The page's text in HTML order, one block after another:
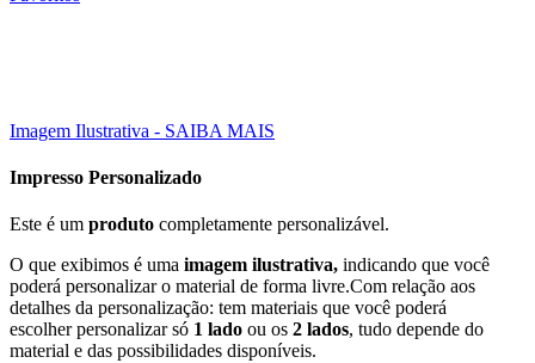
Imagem Ilustrativa - SAIBA MAIS
Impresso Personalizado
Este é um produto completamente personalizável.
O que exibimos é uma imagem ilustrativa, indicando que você
poderá personalizar o material de forma livre.Com relação aos
detalhes da personalização: tem materiais que você poderá
escolher personalizar só 1 lado ou os 2 lados, tudo depende do
material e das possibilidades disponíveis.